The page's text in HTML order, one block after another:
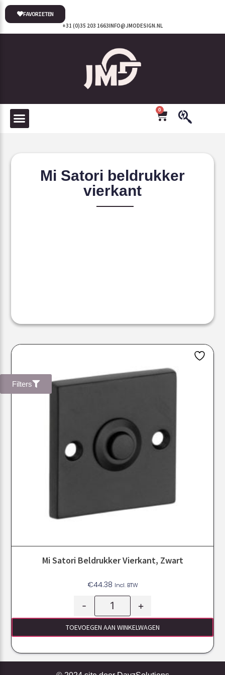
INFO@JMODESIGN.NL
+31 (0)35 203 1663
FAVORIETEN
0
Mi Satori beldrukker
vierkant
Filters
Mi Satori Beldrukker Vierkant, Zwart
€44.38 Incl. BTW
- +
TOEVOEGEN AAN WINKELWAGEN